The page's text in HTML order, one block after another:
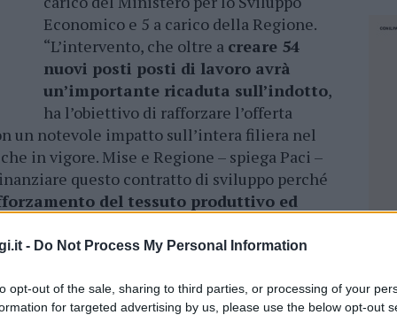
- Do Not Process My Personal Information
opt-out of the sale, sharing to third parties, or processing of your
for targeted advertising by us, please use the below opt-out
Economico e 5 a carico della Regione.
“L’intervento, che oltre a creare 54
nuovi posti posti di lavoro avrà
un’importante ricaduta sull’indotto,
ha l’obiettivo di rafforzare l’offerta
un notevole impatto sull’intera filiera nel
in vigore. Mise e Regione – spiega Paci –
questo contratto di sviluppo perché
del tessuto produttivo ed
esistenti per renderle più adeguate alle
e con l’obiettivo di allungare la
visitatori, strategia indispensabile per fare
per tutta la Sardegna”.